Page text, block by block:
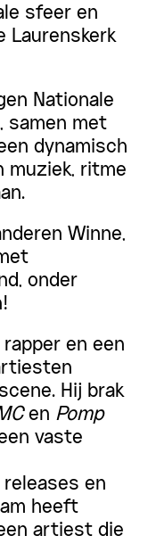
sfeer en
Laurenskerk
Nationale
samen met
dynamisch
muziek, ritme
Winne,
et
onder
en een
Hij brak
en Pomp
vaste
en
heeft
artiest die